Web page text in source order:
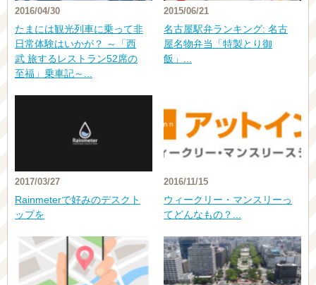
2016/04/30
たまには観光列車に乗って非
日常体験はいかが？ ～「西
武 旅するレストラン52席の
至福」乗車記～...
2015/06/21
名古屋駅弁ランキング: 名古
屋名物弁当「特製とり御
飯」...
2017/03/27
Rainmeterで好みのデスクト
ップを
2016/11/15
ウィークリー・マンスリーっ
てどんなもの？...